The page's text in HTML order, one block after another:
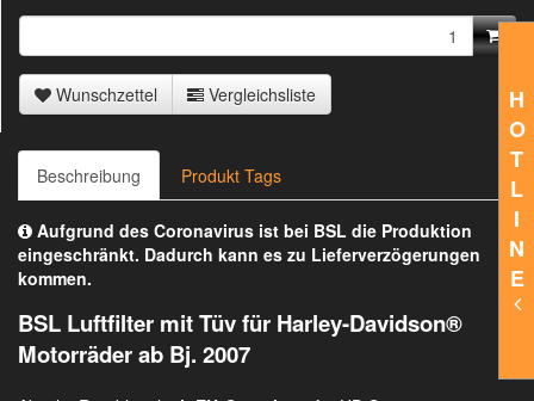
H
O
T
L
I
N
E
Wunschzettel Vergleichsliste
Beschreibung Produkt Tags
Aufgrund des Coronavirus ist bei BSL die Produktion
eingeschränkt. Dadurch kann es zu Lieferverzögerungen
kommen.
BSL Luftfilter mit Tüv für Harley-Davidson®
Motorräder ab Bj. 2007